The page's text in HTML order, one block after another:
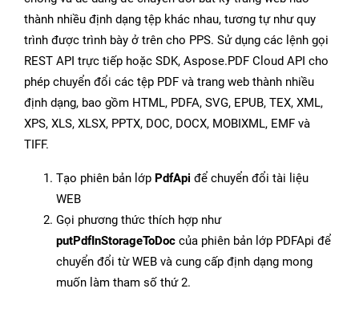
thành nhiều định dạng tệp khác nhau, tương tự như quy
trình được trình bày ở trên cho PPS. Sử dụng các lệnh gọi
REST API trực tiếp hoặc SDK, Aspose.PDF Cloud API cho
phép chuyển đổi các tệp PDF và trang web thành nhiều
định dạng, bao gồm HTML, PDFA, SVG, EPUB, TEX, XML,
XPS, XLS, XLSX, PPTX, DOC, DOCX, MOBIXML, EMF và
TIFF.
Tạo phiên bản lớp PdfApi để chuyển đổi tài liệu
WEB
Gọi phương thức thích hợp như
putPdfInStorageToDoc của phiên bản lớp PDFApi để
chuyển đổi từ WEB và cung cấp định dạng mong
muốn làm tham số thứ 2.